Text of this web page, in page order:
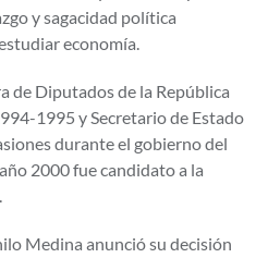
y sagacidad política
economía.
de Diputados de la República
1995 y Secretario de Estado
durante el gobierno del
2000 fue candidato a la
Medina anunció su decisión